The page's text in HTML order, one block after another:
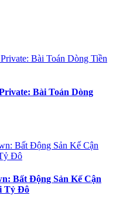
Bài Toán Dòng
Bất Động Sản Kế Cận
Tỷ Đô